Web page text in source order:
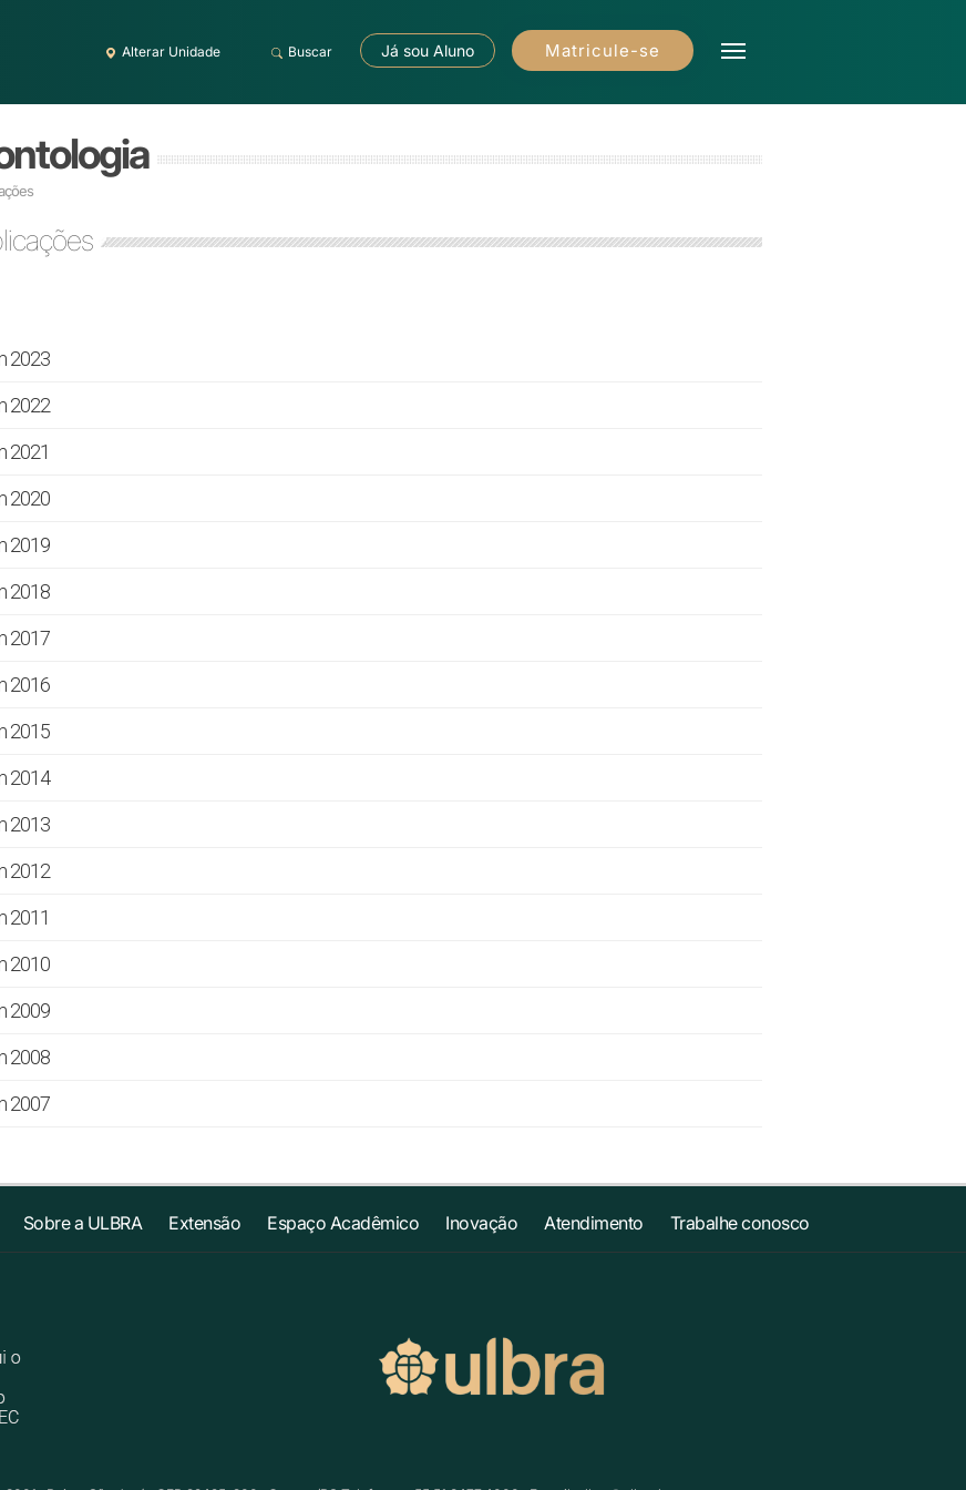
Alterar Unidade Buscar Já sou Aluno Matricule-se
2023
2022
2021
2020
2019
2018
2017
2016
2015
2014
2013
2012
2011
2010
2009
2008
2007
Sobre a ULBRA Extensão Espaço Acadêmico Inovação Atendimento Trabalhe conosco